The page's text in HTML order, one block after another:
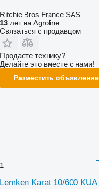
Ritchie Bros France SAS
13 лет на Agroline
Связаться с продавцом
Продаете технику?
Делайте это вместе с нами!
Разместить объявление
1
Lemken Karat 10/600 KUA